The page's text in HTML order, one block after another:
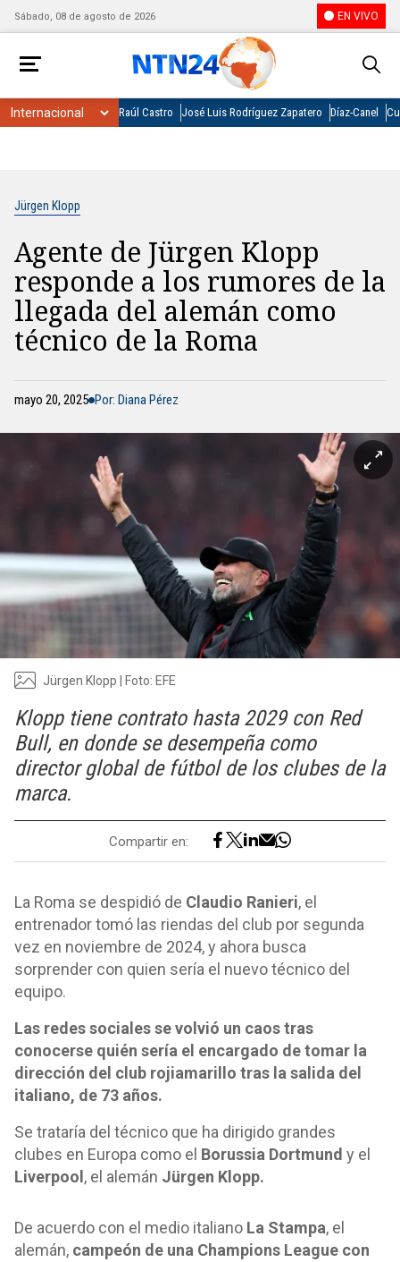
Sábado, 08 de agosto de 2026 EN VIVO
Raúl Castro José Luis Rodríguez Zapatero Díaz-Canel
Jürgen Klopp
Agente de Jürgen Klopp
responde a los rumores de la
llegada del alemán como
técnico de la Roma
mayo 20, 2025 Por: Diana Pérez
Jürgen Klopp | Foto: EFE
Klopp tiene contrato hasta 2029 con Red
Bull, en donde se desempeña como
director global de fútbol de los clubes de la
marca.
Compartir en:
La Roma se despidió de Claudio Ranieri, el
entrenador tomó las riendas del club por segunda
vez en noviembre de 2024, y ahora busca
sorprender con quien sería el nuevo técnico del
equipo.
Las redes sociales se volvió un caos tras
conocerse quién sería el encargado de tomar la
dirección del club rojiamarillo tras la salida del
italiano, de 73 años.
Se trataría del técnico que ha dirigido grandes
clubes en Europa como el Borussia Dortmund y el
Liverpool , el alemán Jürgen Klopp.
De acuerdo con el medio italiano La Stampa, el
alemán, campeón de una Champions League con